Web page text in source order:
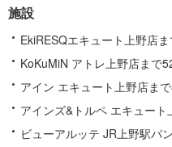
施設
EkiRESQエキュート上野店
KoKuMiN アトレ上野店まで
アイン エキュート上野店ま
アインズ&トルペ エキュー
ビューアルッテ JR上野駅パ